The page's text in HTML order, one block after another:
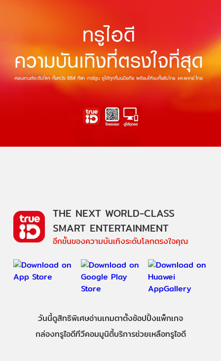
THE NEXT WORLD-CLASS
SMART ENTERTAINMENT
อีกขั้นของความบันเทิงระดับโลกตรงใจคุณ
วันนี้ดูสิทธิพิเศษอ่านเกมตาตั้งช้อปปิ้งแพ็กเกจ
กล่องทรูไอดีทีวีคอมมูนิตี้บริการช่วยเหลือทรูไอดี